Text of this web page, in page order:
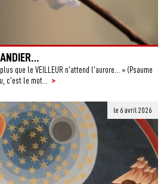
que le VEILLEUR n’attend l’aurore… » (Psaume
c’est le mot...
>
le 6 avril 2026